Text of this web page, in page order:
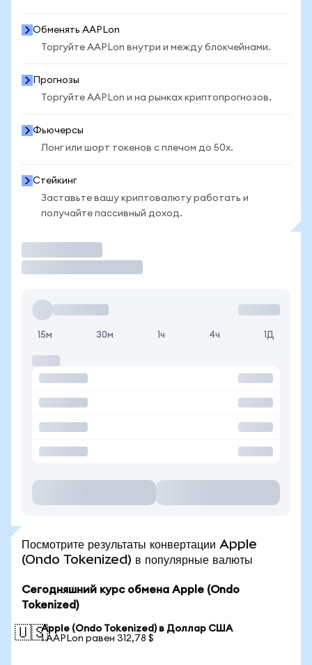
Обменять AAPLon
Торгуйте AAPLon внутри и между блокчейнами.
Прогнозы
Торгуйте AAPLon и на рынках криптопрогнозов.
Фьючерсы
Лонг или шорт токенов с плечом до 50x.
Стейкинг
Заставьте вашу криптовалюту работать и
получайте пассивный доход.
15м 30м 1ч 4ч 1Д
Посмотрите результаты конвертации Apple
(Ondo Tokenized) в популярные валюты
Сегодняшний курс обмена Apple (Ondo
Tokenized)
🇺🇸Apple (Ondo Tokenized) в Доллар США
1 AAPLon равен 312,78 $